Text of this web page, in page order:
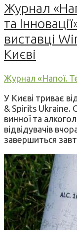
Журнал
та
виставці
Києві
Журнал «Напої.
У Києві триває
& Spirits Ukraine.
винної та
відвідувачів
завершиться